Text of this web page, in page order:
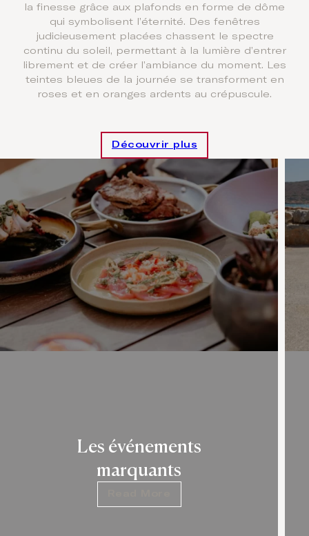
la finesse grâce aux plafonds en forme de dôme
qui symbolisent l’éternité. Des fenêtres
judicieusement placées chassent le spectre
continu du soleil, permettant à la lumière d’entrer
librement et de créer l’ambiance du moment. Les
teintes bleues de la journée se transforment en
roses et en oranges ardents au crépuscule.
Découvrir plus
Les événements
marquants